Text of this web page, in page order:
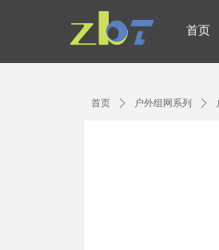
首页
首页 ꄲ 户外组网系列 ꄲ